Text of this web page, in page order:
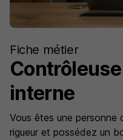
Fiche métier
interne
Vous êtes une personne
rigueur et possédez un